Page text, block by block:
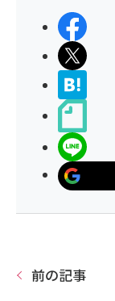
前の記事